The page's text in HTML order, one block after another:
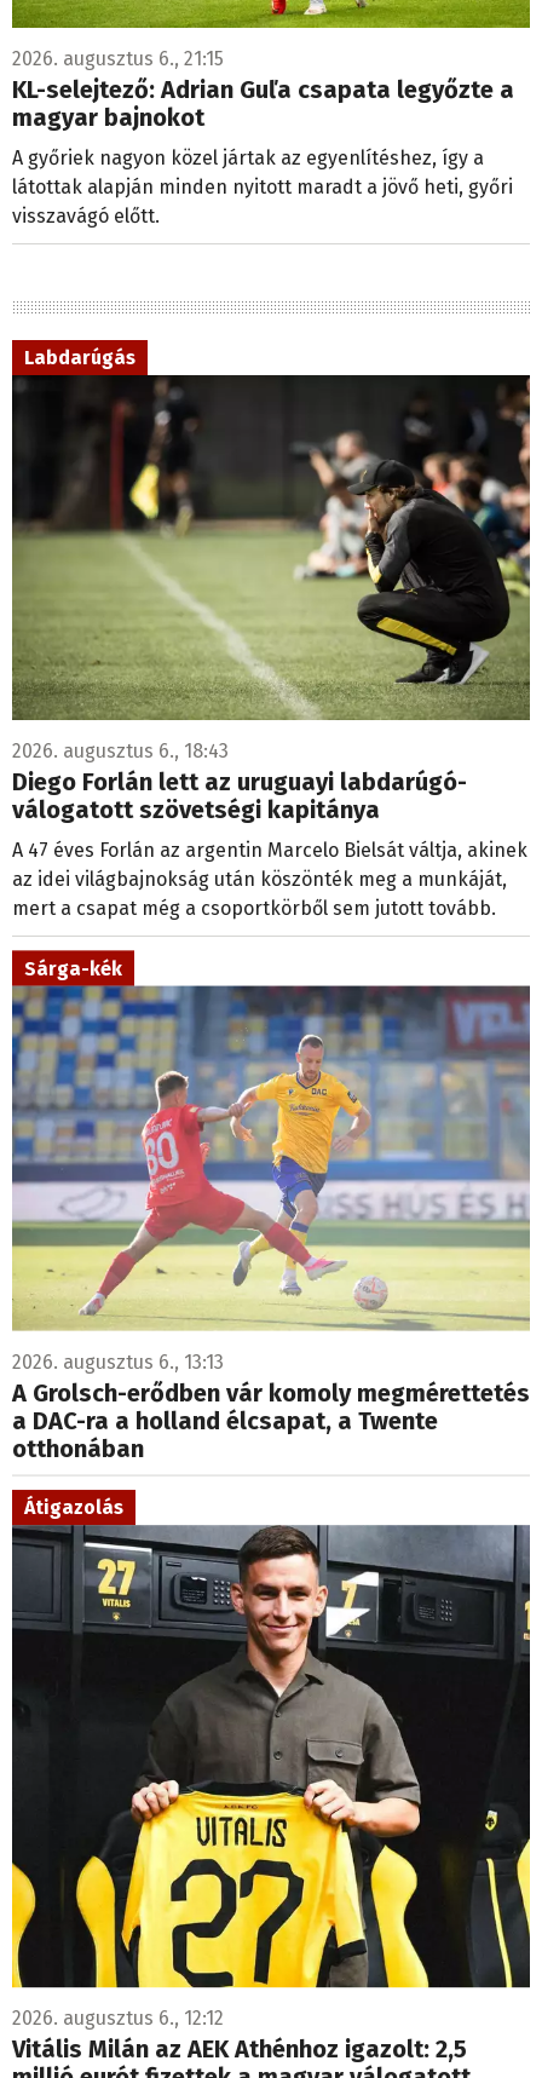
2026. augusztus 6., 21:15
KL-selejtező: Adrian Guľa csapata legyőzte a
magyar bajnokot
A győriek nagyon közel jártak az egyenlítéshez, így a
látottak alapján minden nyitott maradt a jövő heti, győri
visszavágó előtt.
Labdarúgás
2026. augusztus 6., 18:43
Diego Forlán lett az uruguayi labdarúgó-
válogatott szövetségi kapitánya
A 47 éves Forlán az argentin Marcelo Bielsát váltja, akinek
az idei világbajnokság után köszönték meg a munkáját,
mert a csapat még a csoportkörből sem jutott tovább.
Sárga-kék
2026. augusztus 6., 13:13
A Grolsch-erődben vár komoly megmérettetés
a DAC-ra a holland élcsapat, a Twente
otthonában
Átigazolás
2026. augusztus 6., 12:12
Vitális Milán az AEK Athénhoz igazolt: 2,5